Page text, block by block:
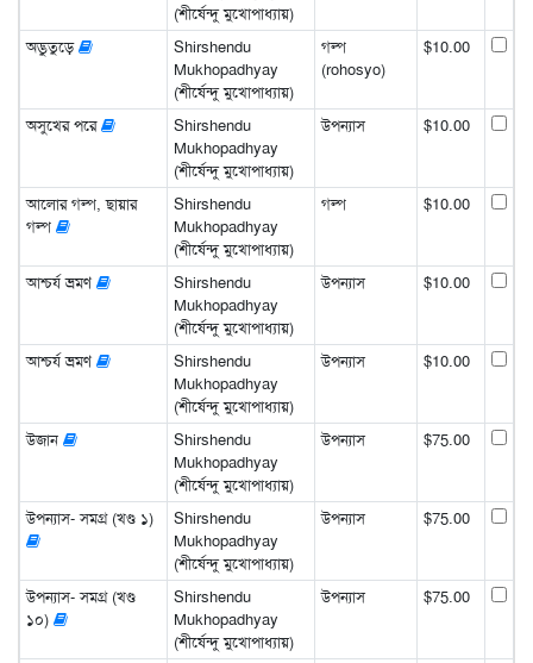
(শীর্ষেন্দু মুখোপাধ্যায়)
অদ্ভুতুড়ে
Shirshendu
Mukhopadhyay
(শীর্ষেন্দু মুখোপাধ্যায়)
গল্প
(rohosyo)
$10.00
অসুখের পরে
Shirshendu
Mukhopadhyay
(শীর্ষেন্দু মুখোপাধ্যায়)
উপন্যাস $10.00
আলোর গল্প, ছায়ার
গল্প
Shirshendu
Mukhopadhyay
(শীর্ষেন্দু মুখোপাধ্যায়)
গল্প $10.00
আশ্চর্য ভ্রমণ
Shirshendu
Mukhopadhyay
(শীর্ষেন্দু মুখোপাধ্যায়)
উপন্যাস $10.00
আশ্চর্য ভ্রমণ
Shirshendu
Mukhopadhyay
(শীর্ষেন্দু মুখোপাধ্যায়)
উপন্যাস $10.00
উজান
Shirshendu
Mukhopadhyay
(শীর্ষেন্দু মুখোপাধ্যায়)
উপন্যাস $75.00
উপন্যাস- সমগ্র (খণ্ড ১)
Shirshendu
Mukhopadhyay
(শীর্ষেন্দু মুখোপাধ্যায়)
উপন্যাস $75.00
উপন্যাস- সমগ্র (খণ্ড
১০)
Shirshendu
Mukhopadhyay
(শীর্ষেন্দু মুখোপাধ্যায়)
উপন্যাস $75.00